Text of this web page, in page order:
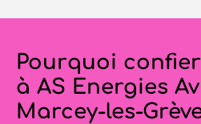
Pourquoi
à AS Energies
Marcey-les-